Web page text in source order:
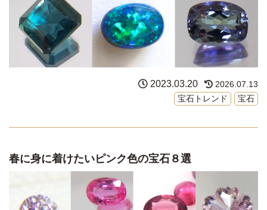
2023.03.20
2026.07.13
宝石トレンド
宝石
春に身に着けたいピンク色の宝石８選